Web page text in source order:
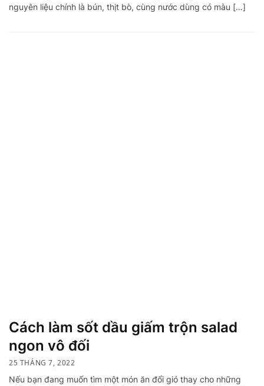
nguyên liệu chính là bún, thịt bò, cùng nước dùng có màu […]
Cách làm sốt dầu giấm trộn salad
ngon vô đối
25 THÁNG 7, 2022
Nếu bạn đang muốn tìm một món ăn đổi gió thay cho những